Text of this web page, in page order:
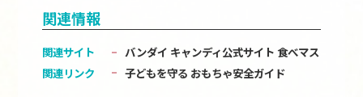
関連情報
関連サイト バンダイ キャンディ公式サイト 食べマス
関連リンク
子どもを守る おもちゃ安全ガイド